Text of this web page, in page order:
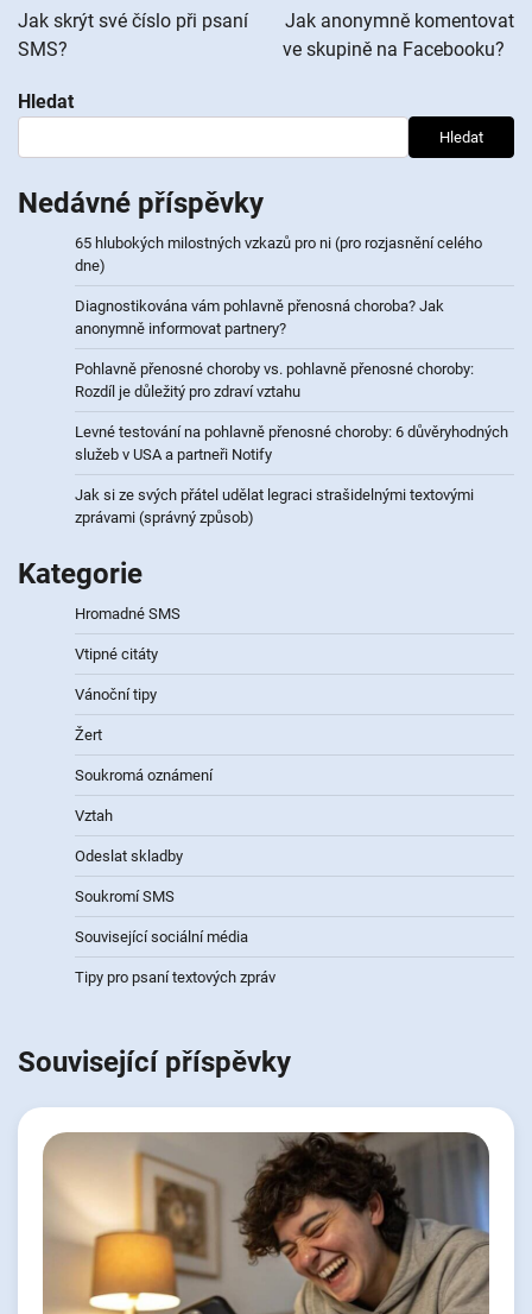
pro
příspěvek
Jak skrýt své číslo při psaní
SMS?
Jak anonymně komentovat
ve skupině na Facebooku?
Hledat
Hledat
Nedávné příspěvky
65 hlubokých milostných vzkazů pro ni (pro rozjasnění celého
dne)
Diagnostikována vám pohlavně přenosná choroba? Jak
anonymně informovat partnery?
Pohlavně přenosné choroby vs. pohlavně přenosné choroby:
Rozdíl je důležitý pro zdraví vztahu
Levné testování na pohlavně přenosné choroby: 6 důvěryhodných
služeb v USA a partneři Notify
Jak si ze svých přátel udělat legraci strašidelnými textovými
zprávami (správný způsob)
Kategorie
Hromadné SMS
Vtipné citáty
Vánoční tipy
Žert
Soukromá oznámení
Vztah
Odeslat skladby
Soukromí SMS
Související sociální média
Tipy pro psaní textových zpráv
Související příspěvky